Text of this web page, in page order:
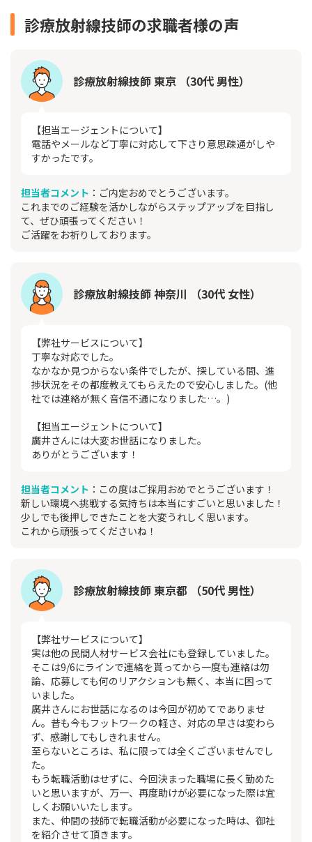
診療放射線技師の求職者様の声
診療放射線技師 東京 （30代 男性）
【担当エージェントについて】
電話やメールなど丁寧に対応して下さり意思疎通がしや
すかったです。
担当者コメント ：ご内定おめでとうございます。
これまでのご経験を活かしながらステップアップを目指し
て、ぜひ頑張ってください！
ご活躍をお祈りしております。
診療放射線技師 神奈川 （30代 女性）
【弊社サービスについて】
丁寧な対応でした。
なかなか見つからない条件でしたが、探している間、進
捗状況をその都度教えてもらえたので安心しました。(他
社では連絡が無く音信不通になりました…。)
【担当エージェントについて】
廣井さんには大変お世話になりました。
ありがとうございます！
担当者コメント ：この度はご採用おめでとうございます！
新しい環境へ挑戦する気持ちは本当にすごいと思いました！
少しでも後押しできたことを大変うれしく思います。
これから頑張ってくださいね！
診療放射線技師 東京都 （50代 男性）
【弊社サービスについて】
実は他の民間人材サービス会社にも登録していました。
そこは9/6にラインで連絡を貰ってから一度も連絡は勿
論、応募しても何のリアクションも無く、本当に困って
いました。
廣井さんにお世話になるのは今回が初めてでありませ
ん。昔も今もフットワークの軽さ、対応の早さは変わら
ず、感謝してもしきれません。
至らないところは、私に限っては全くございませんでし
た。
もう転職活動はせずに、今回決まった職場に長く勤めた
いと思いますが、万一、再度助けが必要になった際は宜
しくお願いいたします。
また、仲間の技師で転職活動が必要になった時は、御社
を紹介させて頂きます。